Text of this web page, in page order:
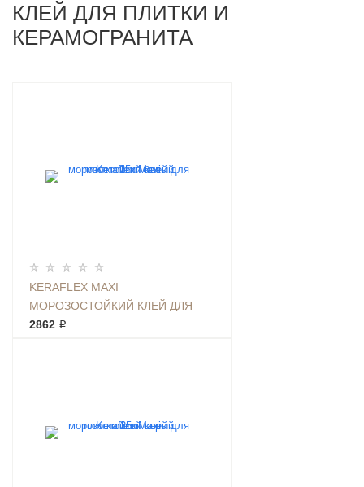
КЛЕЙ ДЛЯ ПЛИТКИ И
КЕРАМОГРАНИТА
KERAFLEX MAXI
МОРОЗОСТОЙКИЙ КЛЕЙ ДЛЯ
ПЛИТКИ 25КГ БЕЛЫЙ
2862 ₽